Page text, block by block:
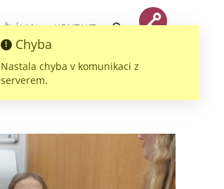
ČLÁNKY KONTAKT
Chyba
Nastala chyba v komunikaci z
serverem.